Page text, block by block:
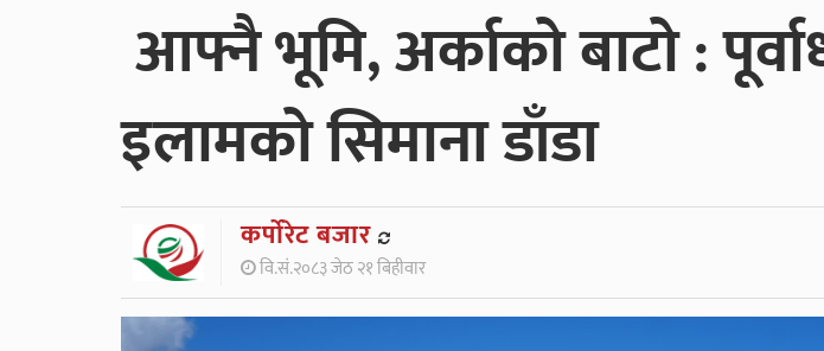
आफ्नै भूमि, अर्काको बाटो :
इलामको सिमाना डाँडा
कर्पाेरेट बजार
वि.सं.२०८३ जेठ २१ बिहीवार